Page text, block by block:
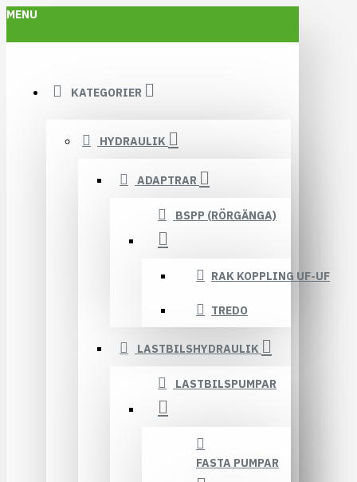
MENU
KATEGORIER
HYDRAULIK
ADAPTRAR
BSPP (RÖRGÄNGA)
RAK KOPPLING UF-UF
TREDO
LASTBILSHYDRAULIK
LASTBILSPUMPAR
FASTA PUMPAR